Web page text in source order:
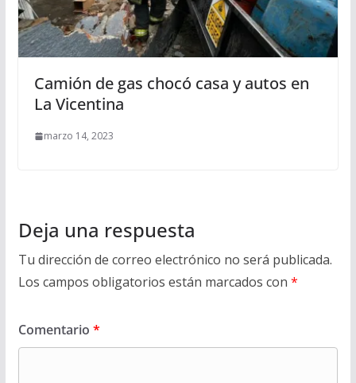
Camión de gas chocó casa y autos en
La Vicentina
marzo 14, 2023
Deja una respuesta
Tu dirección de correo electrónico no será publicada.
Los campos obligatorios están marcados con *
Comentario *